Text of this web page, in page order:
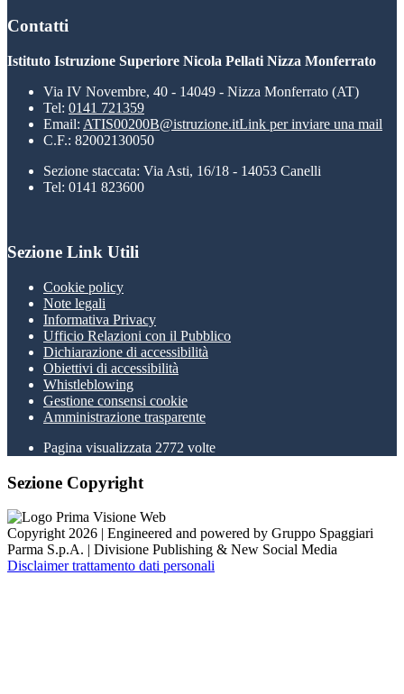
Contatti
Istituto Istruzione Superiore Nicola Pellati Nizza Monferrato
Via IV Novembre, 40 - 14049 - Nizza Monferrato (AT)
Tel: 0141 721359
Email: ATIS00200B@istruzione.itLink per inviare una mail
C.F.: 82002130050
Sezione staccata: Via Asti, 16/18 - 14053 Canelli
Tel: 0141 823600
Sezione Link Utili
Cookie policy
Note legali
Informativa Privacy
Ufficio Relazioni con il Pubblico
Dichiarazione di accessibilità
Obiettivi di accessibilità
Whistleblowing
Gestione consensi cookie
Amministrazione trasparente
Pagina visualizzata 2772 volte
Sezione Copyright
Copyright 2026 | Engineered and powered by Gruppo Spaggiari
Parma S.p.A. | Divisione Publishing & New Social Media
Disclaimer trattamento dati personali